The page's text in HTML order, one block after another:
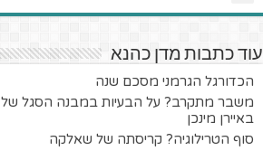
עוד כתבות מדן כהנא
הכדורגל הגרמני מסכם שנה
משבר מתקרב? על הבעיות במבנה הסגל של
באיירן מינכן
סוף הטרילוגיה? קריסתה של שאלקה